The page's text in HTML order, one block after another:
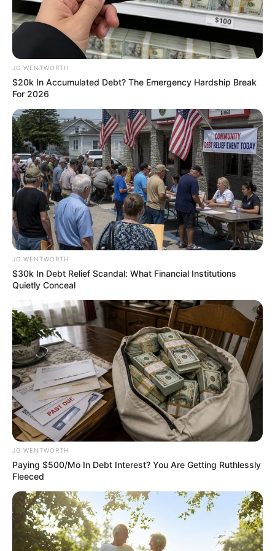
From Baddies To Sweethearts: 9 Actresses That
Can Do It All!
BRAINBERRIES
Remember These Iconic '90s Couples? See The
List That Defined A Generation
BRAINBERRIES
2025’s Most Impactful Celebrity Farewells
BRAINBERRIES
JG WENTWORTH
$20k In Accumulated Debt? The Emergency Hardship Break
For 2026
JG WENTWORTH
$30k In Debt Relief Scandal: What Financial Institutions
Quietly Conceal
JG WENTWORTH
Paying $500/Mo In Debt Interest? You Are Getting Ruthlessly
Fleeced